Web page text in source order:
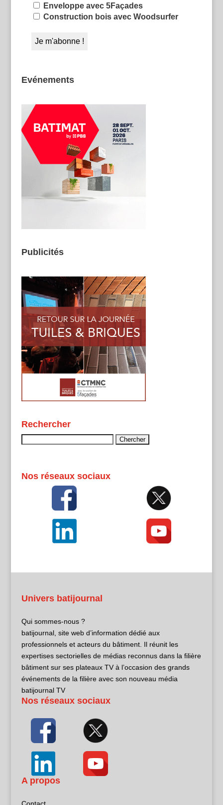
Enveloppe avec 5Façades
Construction bois avec Woodsurfer
Evénements
Publicités
Rechercher
Nos réseaux sociaux
Univers batijournal
Qui sommes-nous ?
batijournal, site web d’information dédié aux
professionnels et acteurs du bâtiment. Il réunit les
expertises sectorielles de médias reconnus dans la filière
bâtiment sur ses plateaux TV à l’occasion des grands
événements de la filière avec son nouveau média
batijournal TV
Nos réseaux sociaux
A propos